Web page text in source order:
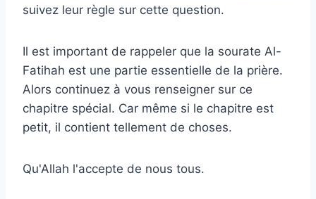
suivez leur règle sur cette question.
Il est important de rappeler que la sourate Al-
Fatihah est une partie essentielle de la prière.
Alors continuez à vous renseigner sur ce
chapitre spécial. Car même si le chapitre est
petit, il contient tellement de choses.
Qu'Allah l'accepte de nous tous.